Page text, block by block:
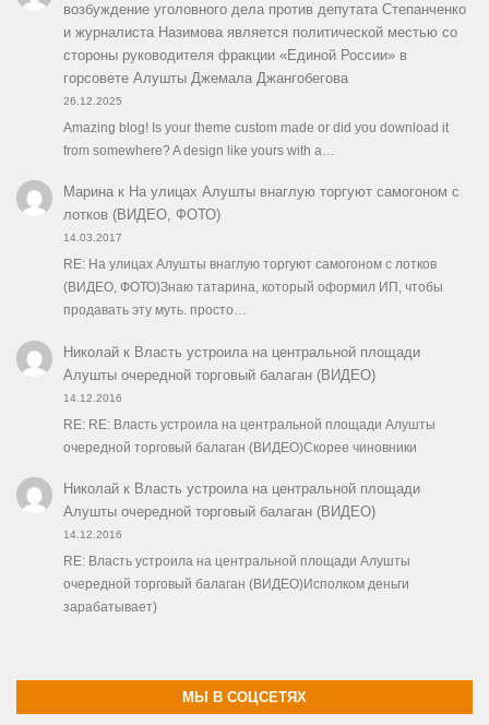
возбуждение уголовного дела против депутата Степанченко
и журналиста Назимова является политической местью со
стороны руководителя фракции «Единой России» в
горсовете Алушты Джемала Джангобегова
26.12.2025
Amazing blog! Is your theme custom made or did you download it
from somewhere? A design like yours with a…
Маринак На улицах Алушты внаглую торгуют самогоном с
лотков (ВИДЕО, ФОТО)
14.03.2017
RE: На улицах Алушты внаглую торгуют самогоном с лотков
(ВИДЕО, ФОТО)Знаю татарина, который оформил ИП, чтобы
продавать эту муть. просто…
Николайк Власть устроила на центральной площади
Алушты очередной торговый балаган (ВИДЕО)
14.12.2016
RE: RE: Власть устроила на центральной площади Алушты
очередной торговый балаган (ВИДЕО)Скорее чиновники
Николайк Власть устроила на центральной площади
Алушты очередной торговый балаган (ВИДЕО)
14.12.2016
RE: Власть устроила на центральной площади Алушты
очередной торговый балаган (ВИДЕО)Исполком деньги
зарабатывает)
МЫ В СОЦСЕТЯХ